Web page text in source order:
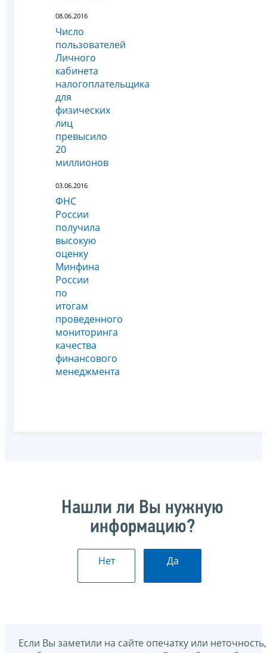
08.06.2016
Число
пользователей
Личного
кабинета
налогоплательщика
для
физических
лиц
превысило
20
миллионов
03.06.2016
ФНС
России
получила
высокую
оценку
Минфина
России
по
итогам
проведенного
мониторинга
качества
финансового
менеджмента
Нашли ли Вы нужную
информацию?
Нет Да
Если Вы заметили на сайте опечатку или неточность,